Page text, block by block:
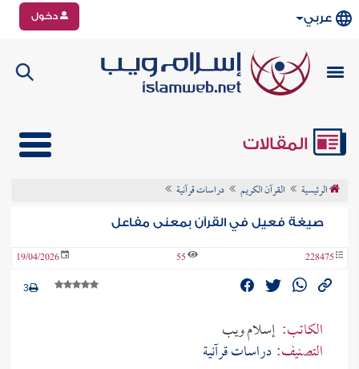
عربي دخول
المقالات
الرئيسية القرآن الكريم دراسات قرآنية
صيغة فعيل في القرآن بمعنى مفاعل
228475
55
19/04/2026
3
الكاتب: إسلام ويب
التصنيف:دراسات قرآنية